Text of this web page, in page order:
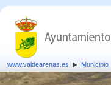
www.valdearenas.es Municipio